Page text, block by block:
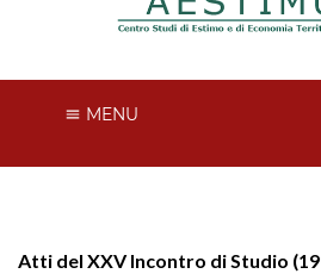
MENU
Atti del XXV Incontro di Studio